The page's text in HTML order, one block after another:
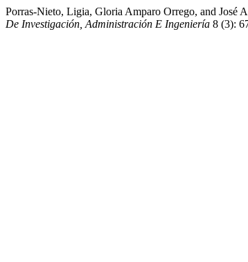
Porras-Nieto, Ligia, Gloria Amparo Orrego, and José
De Investigación, Administración E Ingeniería 8 (3):